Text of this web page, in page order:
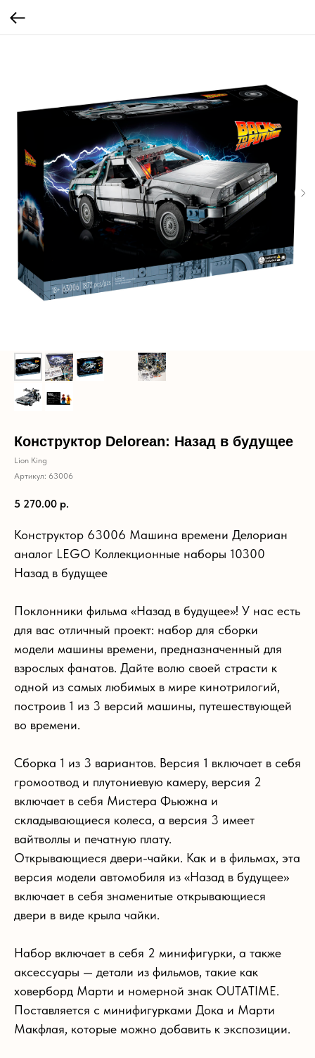
Конструктор Delorean: Назад в будущее
Lion King
Артикул: 63006
5 270.00 р.
Конструктор 63006 Машина времени Делориан
аналог LEGO Коллекционные наборы 10300
Назад в будущее
Поклонники фильма «Назад в будущее»! У нас есть
для вас отличный проект: набор для сборки
модели машины времени, предназначенный для
взрослых фанатов. Дайте волю своей страсти к
одной из самых любимых в мире кинотрилогий,
построив 1 из 3 версий машины, путешествующей
во времени.
Сборка 1 из 3 вариантов. Версия 1 включает в себя
громоотвод и плутониевую камеру, версия 2
включает в себя Мистера Фьюжна и
складывающиеся колеса, а версия 3 имеет
вайтволлы и печатную плату.
Открывающиеся двери-чайки. Как и в фильмах, эта
версия модели автомобиля из «Назад в будущее»
включает в себя знаменитые открывающиеся
двери в виде крыла чайки.
Набор включает в себя 2 минифигурки, а также
аксессуары — детали из фильмов, такие как
ховерборд Марти и номерной знак OUTATIME.
Поставляется с минифигурками Дока и Марти
Макфлая, которые можно добавить к экспозиции.